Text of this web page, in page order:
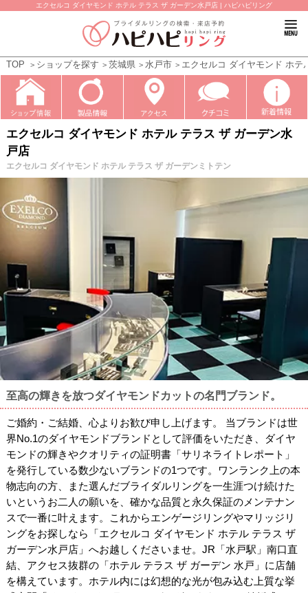
エクセルコ ダイヤモンド ホテル テラス ザ ガーデン水戸店 | ハピハピリング
TOP ショップを探す 茨城県 水戸市 エクセルコ ダイヤモンド ホ
エクセルコ ダイヤモンド ホテル テラス ザ ガーデン水
戸店
エクセルコ ダイヤモンド ホテル テラス ザ ガーデンミトテン
至高の輝きを放つダイヤモンドカットの名門ブランド。
ご婚約・ご結婚、心よりお歓び申し上げます。 当ブランドは世
界No.1のダイヤモンドブランドとして評価をいただき、ダイヤ
モンドの輝きやクオリティの証明書「サリネライトレポート」
を発行している数少ないブランドの1つです。ワンランク上の本
物志向の方、また選んだブライダルリングを一生涯つけ続けた
いというお二人の願いを、確かな品質と永久保証のメンテナン
スで一番に叶えます。これからエンゲージリングやマリッジリ
ングをお探しなら「エクセルコ ダイヤモンド ホテル テラス ザ
ガーデン水戸店」へお越しくださいませ。JR「水戸駅」南口直
結、アクセス抜群の「ホテル テラス ザ ガーデン 水戸」に店舗
を構えています。ホテル内には幻想的な光が包み込む上質な挙